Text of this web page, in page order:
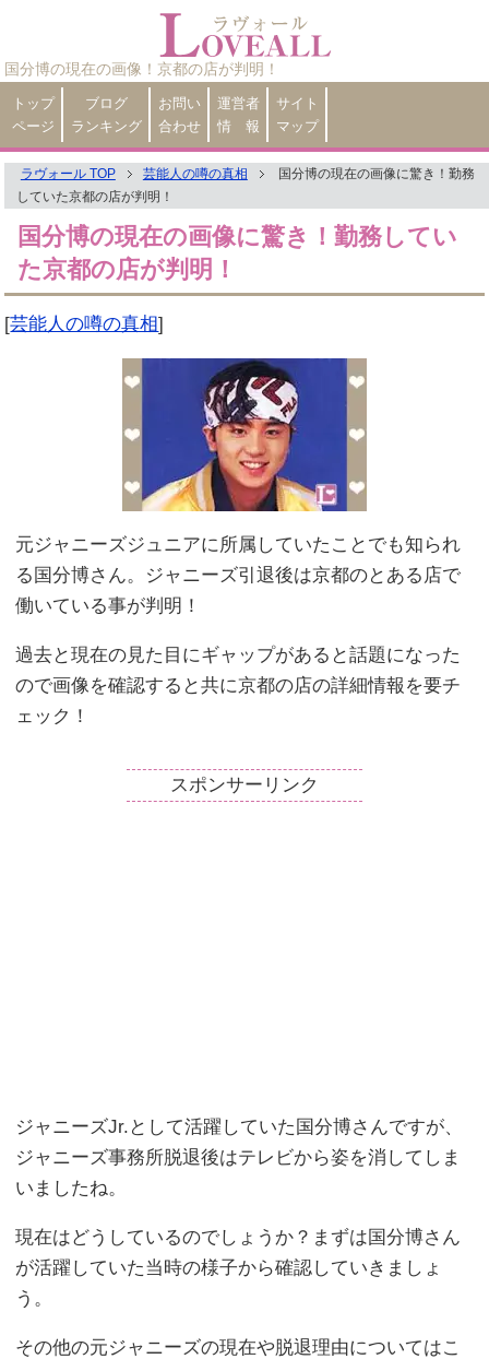
国分博の現在の画像！京都の店が判明！
トップ
ページ
ブログ
ランキング
お問い
合わせ
運営者
情 報
サイト
マップ
ラヴォール TOP 芸能人の噂の真相
国分博の現在の画像に驚き！勤務
していた京都の店が判明！
国分博の現在の画像に驚き！勤務してい
た京都の店が判明！
[芸能人の噂の真相]
元ジャニーズジュニアに所属していたことでも知られ
る国分博さん。ジャニーズ引退後は京都のとある店で
働いている事が判明！
過去と現在の見た目にギャップがあると話題になった
ので画像を確認すると共に京都の店の詳細情報を要チ
ェック！
スポンサーリンク
ジャニーズJr.として活躍していた国分博さんですが、
ジャニーズ事務所脱退後はテレビから姿を消してしま
いましたね。
現在はどうしているのでしょうか？まずは国分博さん
が活躍していた当時の様子から確認していきましょ
う。
その他の元ジャニーズの現在や脱退理由についてはこ